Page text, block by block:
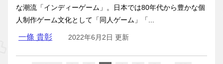
な潮流「インディーゲーム」。日本では80年代から豊かな個
人制作ゲーム文化として「同人ゲーム」「...
一條 貴彰 2022年6月2日 更新